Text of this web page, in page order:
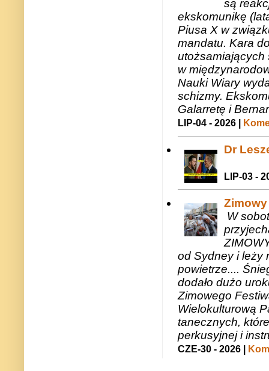
są
ekskomunikę
Piusa X w
mandatu. Kara
utożsamiających
w
Nauki Wiary
schizmy.
Galarretę i
LIP-04 - 2026 |
Dr
LIP-03 -
W
od Sydney i leży
powietrze....
dodało dużo
Zimowego
Wielokulturową
tanecznych,
perkusyjnej i
CZE-30 - 2026 |